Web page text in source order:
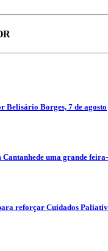
Belisário Borges, 7 de agosto
uma grande
reforçar Cuidados